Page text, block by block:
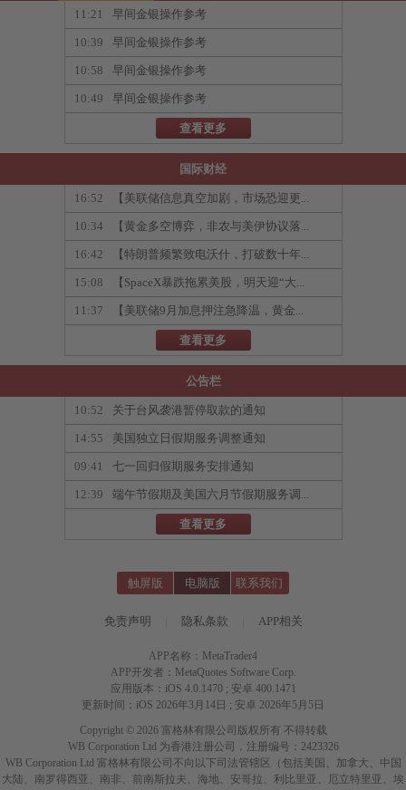
11:21 早间金银操作参考
10:39 早间金银操作参考
10:58 早间金银操作参考
10:49 早间金银操作参考
查看更多
国际财经
16:52 【美联储信息真空加剧，市场恐迎更...
10:34 【黄金多空博弈，非农与美伊协议落...
16:42 【特朗普频繁致电沃什，打破数十年...
15:08 【SpaceX暴跌拖累美股，明天迎“大...
11:37 【美联储9月加息押注急降温，黄金...
查看更多
公告栏
10:52 关于台风袭港暂停取款的通知
14:55 美国独立日假期服务调整通知
09:41 七一回归假期服务安排通知
12:39 端午节假期及美国六月节假期服务调...
查看更多
触屏版 电脑版 联系我们
免责声明 隐私条款 APP相关
APP名称：MetaTrader4
APP开发者：MetaQuotes Software Corp.
应用版本：iOS 4.0.1470 ; 安卓 400.1471
更新时间：iOS 2026年3月14日 ; 安卓 2026年5月5日
Copyright © 2026 富格林有限公司版权所有 不得转载
WB Corporation Ltd 为香港注册公司，注册编号：2423326
WB Corporation Ltd 富格林有限公司不向以下司法管辖区（包括美国、加拿大、中国
大陆、南罗得西亚、南非、前南斯拉夫、海地、安哥拉、利比里亚、厄立特里亚、埃